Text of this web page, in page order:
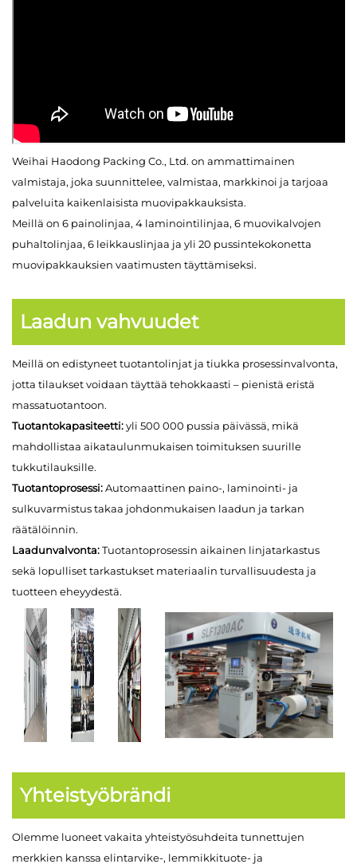
Weihai Haodong Packing Co., Ltd. on ammattimainen
valmistaja, joka suunnittelee, valmistaa, markkinoi ja tarjoaa
palveluita kaikenlaisista muovipakkauksista.
Meillä on 6 painolinjaa, 4 laminointilinjaa, 6 muovikalvojen
puhaltolinjaa, 6 leikkauslinjaa ja yli 20 pussintekokonetta
muovipakkauksien vaatimusten täyttämiseksi.
Laadun vahvuudet
Meillä on edistyneet tuotantolinjat ja tiukka prosessinvalvonta,
jotta tilaukset voidaan täyttää tehokkaasti – pienistä eristä
massatuotantoon.
Tuotantokapasiteetti:yli 500 000 pussia päivässä, mikä
mahdollistaa aikataulunmukaisen toimituksen suurille
tukkutilauksille.
Tuotantoprosessi:Automaattinen paino-, laminointi- ja
sulkuvarmistus takaa johdonmukaisen laadun ja tarkan
räätälöinnin.
Laadunvalvonta:Tuotantoprosessin aikainen linjatarkastus
sekä lopulliset tarkastukset materiaalin turvallisuudesta ja
tuotteen eheyydestä.
Yhteistyöbrändi
Olemme luoneet vakaita yhteistyösuhdeita tunnettujen
merkkien kanssa elintarvike-, lemmikkituote- ja